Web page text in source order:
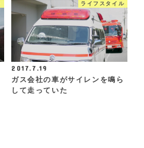
ライフスタイル
2017.7.19
ガス会社の車がサイレンを鳴ら
して走っていた